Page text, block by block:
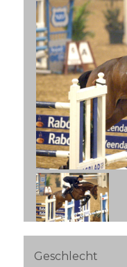
Geschlecht